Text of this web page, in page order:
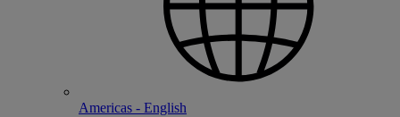
Americas - English